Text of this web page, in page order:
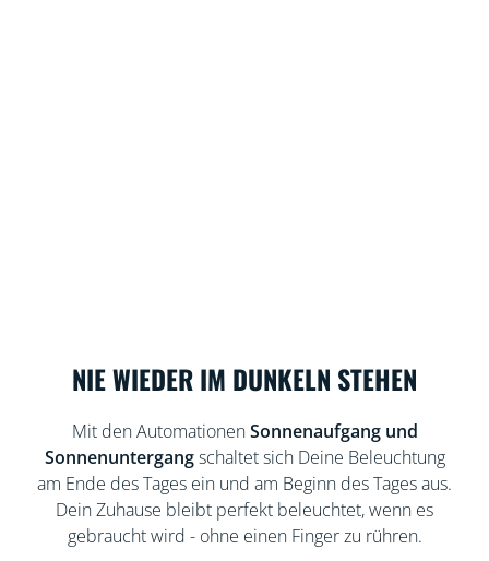
NIE WIEDER IM DUNKELN STEHEN
Mit den AutomationenSonnenaufgang und
Sonnenuntergangschaltet sich Deine Beleuchtung
am Ende des Tages ein und am Beginn des Tages aus.
Dein Zuhause bleibt perfekt beleuchtet, wenn es
gebraucht wird - ohne einen Finger zu rühren.